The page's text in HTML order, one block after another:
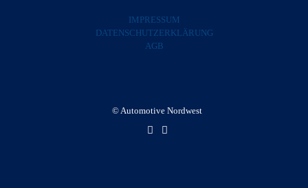
IMPRESSUM
DATENSCHUTZERKLÄRUNG
AGB
© Automotive Nordwest